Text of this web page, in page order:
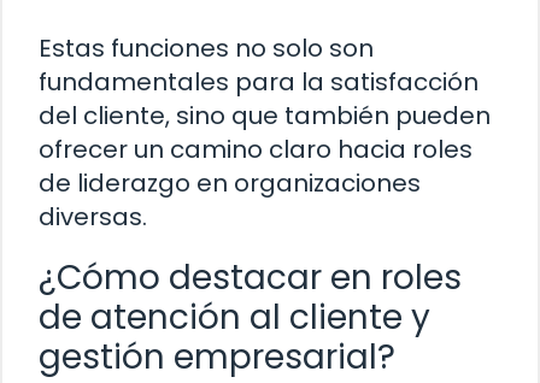
Estas funciones no solo son
fundamentales para la satisfacción
del cliente, sino que también pueden
ofrecer un camino claro hacia roles
de liderazgo en organizaciones
diversas.
¿Cómo destacar en roles
de atención al cliente y
gestión empresarial?